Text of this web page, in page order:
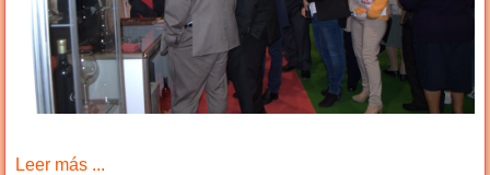
Leer más ...